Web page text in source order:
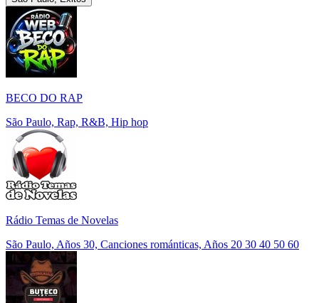
BECO DO RAP
São Paulo, Rap, R&B, Hip hop
Rádio Temas de Novelas
São Paulo, Años 30, Canciones románticas, Años 20 30 40 50 60